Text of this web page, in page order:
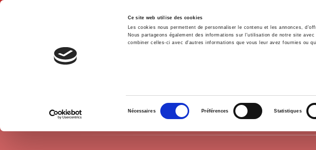
Ce site web utilise des cookies
Les cookies nous permettent de personnaliser le contenu et les annonces,
Nous partageons également des informations sur l'utilisation de notre site
combiner celles-ci avec d'autres informations que vous leur avez fournies ou
consentement
Nécessaires Préférences Statistiques
Accueil Environnement